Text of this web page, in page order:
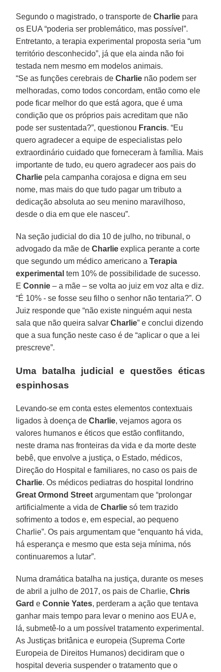
Segundo o magistrado, o transporte deCharlie para
os EUA “poderia ser problemático, mas possível”.
Entretanto, a terapia experimental proposta seria “um
território desconhecido”, já que ela ainda não foi
testada nem mesmo em modelos animais.
“Se as funções cerebrais deCharlie não podem ser
melhoradas, como todos concordam, então como ele
pode ficar melhor do que está agora, que é uma
condição que os próprios pais acreditam que não
pode ser sustentada?”, questionou Francis. “Eu
quero agradecer a equipe de especialistas pelo
extraordinário cuidado que forneceram à família. Mais
importante de tudo, eu quero agradecer aos pais do
Charlie pela campanha corajosa e digna em seu
nome, mas mais do que tudo pagar um tributo a
dedicação absoluta ao seu menino maravilhoso,
desde o dia em que ele nasceu”.
Na seção judicial do dia 10 de julho, no tribunal, o
advogado da mãe deCharlie explica perante a corte
que segundo um médico americano aTerapia
experimental tem 10% de possibilidade de sucesso.
EConnie – a mãe – se volta ao juiz em voz alta e diz.
“É 10% - se fosse seu filho o senhor não tentaria?”. O
Juiz responde que “não existe ninguém aqui nesta
sala que não queira salvarCharlie” e conclui dizendo
que a sua função neste caso é de “aplicar o que a lei
prescreve”.
Uma batalha judicial e questões éticas
espinhosas
Levando-se em conta estes elementos contextuais
ligados à doença deCharlie, vejamos agora os
valores humanos e éticos que estão conflitando,
neste drama nas fronteiras da vida e da morte deste
bebê, que envolve a justiça, o Estado, médicos,
Direção do Hospital e familiares, no caso os pais de
Charlie. Os médicos pediatras do hospital londrino
Great Ormond Street argumentam que “prolongar
artificialmente a vida deCharlie só tem trazido
sofrimento a todos e, em especial, ao pequeno
Charlie”. Os pais argumentam que “enquanto há vida,
há esperança e mesmo que esta seja mínima, nós
continuaremos a lutar”.
Numa dramática batalha na justiça, durante os meses
de abril a julho de 2017, os pais de Charlie,Chris
Gard eConnie Yates, perderam a ação que tentava
ganhar mais tempo para levar o menino aos EUA e,
lá, submetê-lo a um possível tratamento experimental.
As Justiças britânica e europeia (Suprema Corte
Europeia de Direitos Humanos) decidiram que o
hospital deveria suspender o tratamento que o